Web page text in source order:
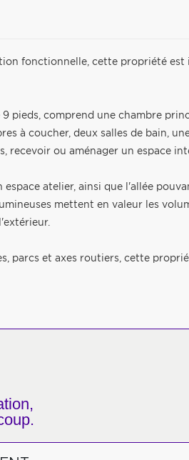
fonctionnelle, cette propriété est
pieds, comprend une chambre
à coucher, deux salles de bain,
recevoir ou aménager un espace
atelier, ainsi que l'allée
mettent en valeur les
parcs et axes routiers, cette